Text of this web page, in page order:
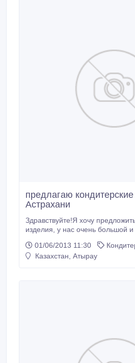
предлагаю кондитерские
Астрахани
Здравствуйте!Я хочу
изделия, у нас очень большой и
имеются кексы, печенья,
пироги, рулеты, и торты! и это
01/06/2013 11:30
Казахстан, Атырау